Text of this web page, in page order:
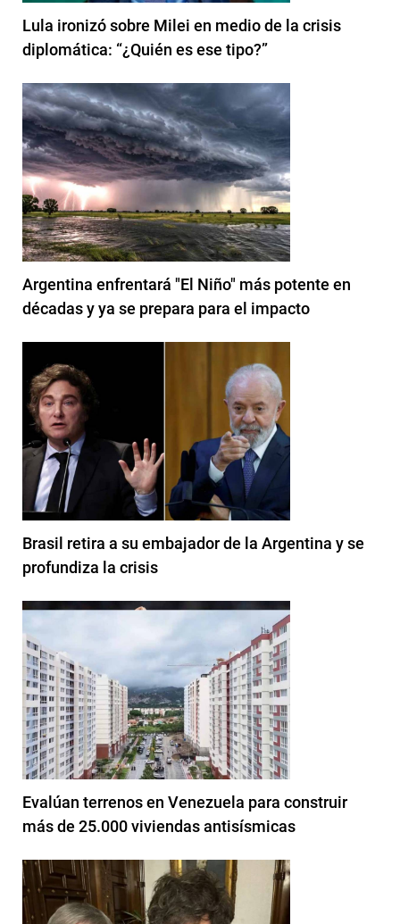
Lula ironizó sobre Milei en medio de la crisis
diplomática: “¿Quién es ese tipo?”
Argentina enfrentará "El Niño" más potente en
décadas y ya se prepara para el impacto
Brasil retira a su embajador de la Argentina y se
profundiza la crisis
Evalúan terrenos en Venezuela para construir
más de 25.000 viviendas antisísmicas